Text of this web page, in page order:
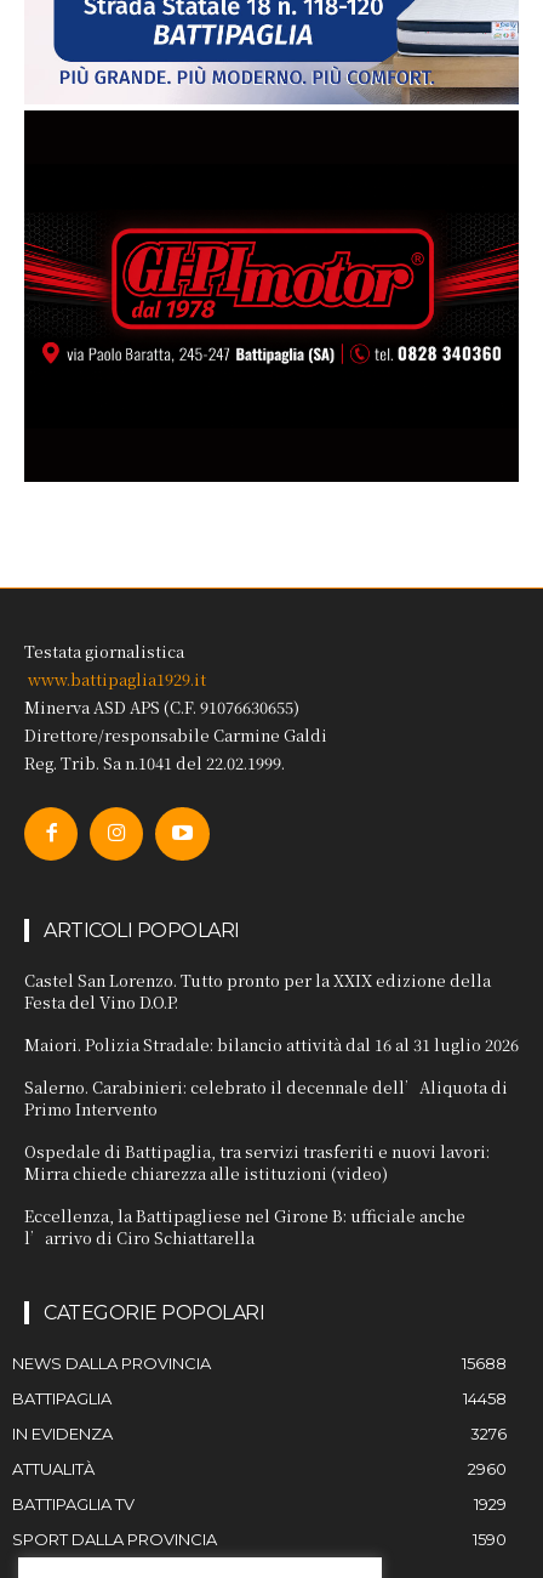
Testata giornalistica
www.battipaglia1929.it
Minerva ASD APS (C.F. 91076630655)
Direttore/responsabile Carmine Galdi
Reg. Trib. Sa n.1041 del 22.02.1999.
ARTICOLI POPOLARI
Castel San Lorenzo. Tutto pronto per la XXIX edizione della
Festa del Vino D.O.P.
Maiori. Polizia Stradale: bilancio attività dal 16 al 31 luglio 2026
Salerno. Carabinieri: celebrato il decennale dell’Aliquota di
Primo Intervento
Ospedale di Battipaglia, tra servizi trasferiti e nuovi lavori:
Mirra chiede chiarezza alle istituzioni (video)
Eccellenza, la Battipagliese nel Girone B: ufficiale anche
l’arrivo di Ciro Schiattarella
CATEGORIE POPOLARI
NEWS DALLA PROVINCIA
15688
BATTIPAGLIA
14458
IN EVIDENZA
3276
ATTUALITÀ
2960
BATTIPAGLIA TV
1929
SPORT DALLA PROVINCIA
1590